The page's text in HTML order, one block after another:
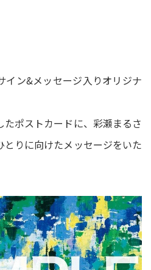
イン&メッセージ入りオリジナ
ポストカードに、彩瀬まるさ
りに向けたメッセージをいた